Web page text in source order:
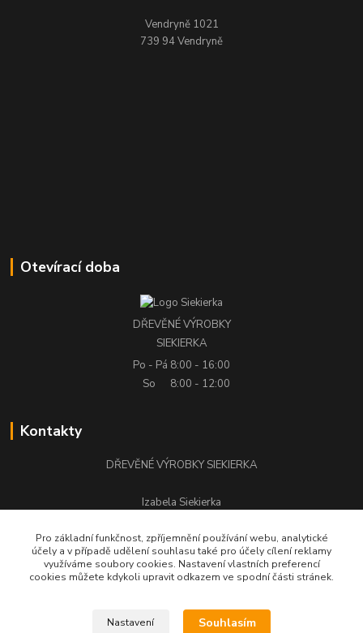
Vendryně 1021
739 94 Vendryně
Otevírací doba
DŘEVĚNÉ VÝROBKY
SIEKIERKA
Po - Pá 8:00 - 16:00
So
8:00 - 12:00
Kontakty
DŘEVĚNÉ VÝROBKY SIEKIERKA
Izabela Siekierka
stolarstwo.siekierka@seznam.cz
Pro základní funkčnost, zpříjemnění používání webu, analytické
účely a v případě udělení souhlasu také pro účely cílení reklamy
využíváme soubory cookies. Nastavení vlastních preferencí
cookies můžete kdykoli upravit odkazem ve spodní části stránek.
Nastavení Souhlasím